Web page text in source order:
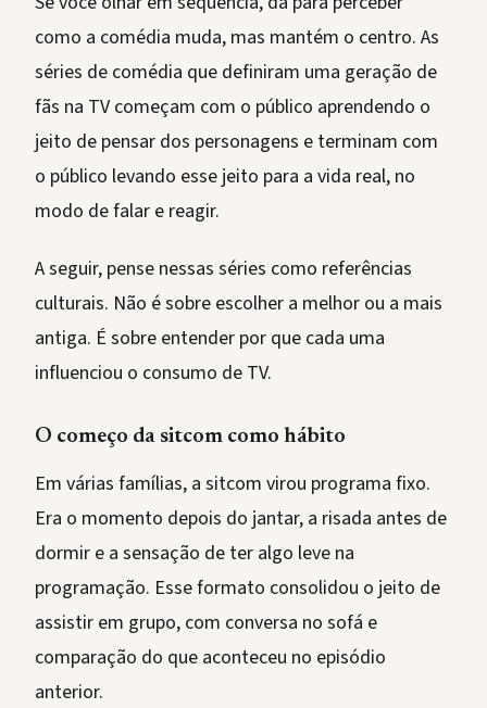
como a comédia muda, mas mantém o centro. As
séries de comédia que definiram uma geração de
fãs na TV começam com o público aprendendo o
jeito de pensar dos personagens e terminam com
o público levando esse jeito para a vida real, no
modo de falar e reagir.
A seguir, pense nessas séries como referências
culturais. Não é sobre escolher a melhor ou a mais
antiga. É sobre entender por que cada uma
influenciou o consumo de TV.
O começo da sitcom como hábito
Em várias famílias, a sitcom virou programa fixo.
Era o momento depois do jantar, a risada antes de
dormir e a sensação de ter algo leve na
programação. Esse formato consolidou o jeito de
assistir em grupo, com conversa no sofá e
comparação do que aconteceu no episódio
anterior.